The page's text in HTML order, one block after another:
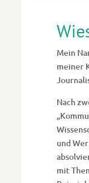
Mein
meiner
Nach
und
mit